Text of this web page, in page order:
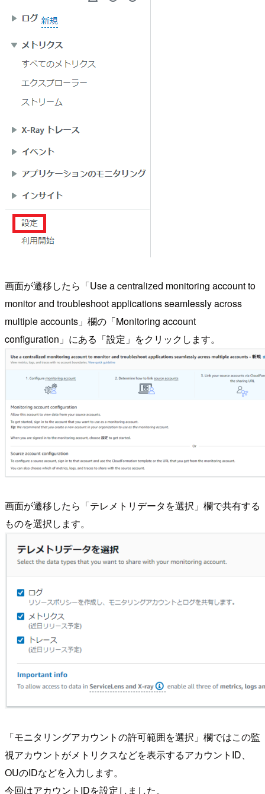
画面が遷移したら「Use a centralized monitoring account to
monitor and troubleshoot applications seamlessly across
multiple accounts」欄の「Monitoring account
configuration」にある「設定」をクリックします。
画面が遷移したら「テレメトリデータを選択」欄で共有する
ものを選択します。
「モニタリングアカウントの許可範囲を選択」欄ではこの監
視アカウントがメトリクスなどを表示するアカウントID、
OUのIDなどを入力します。
今回はアカウントIDを設定しました。